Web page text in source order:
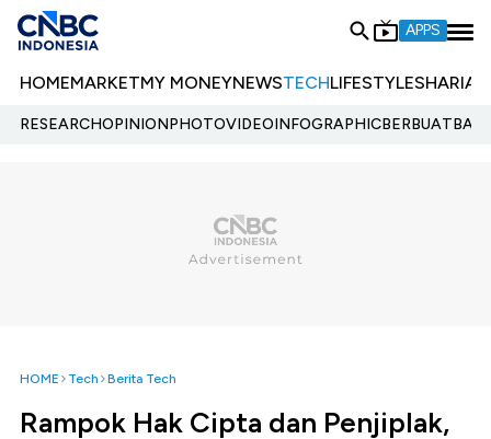
APPS
HOMEMARKETMY MONEYNEWSTECHLIFESTYLESHARIA
RESEARCHOPINIONPHOTOVIDEOINFOGRAPHIC
HOME Tech Berita Tech
Rampok Hak Cipta dan Penjiplak,